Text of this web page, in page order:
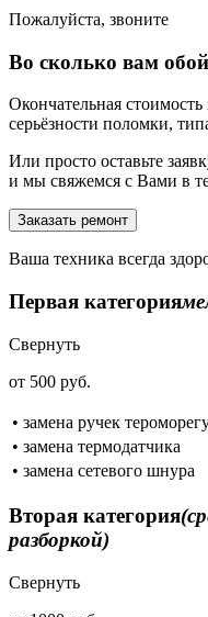
Пожалуйста, звоните
Во сколько вам
Окончательная
серьёзности поломки,
Или просто оставьте
и мы свяжемся с Вами в
Заказать ремонт
Ваша техника всегда
Первая категория
Свернуть
от 500 руб.
• замена ручек
• замена термодатчика
• замена сетевого шнура
Вторая категория
разборкой)
Свернуть